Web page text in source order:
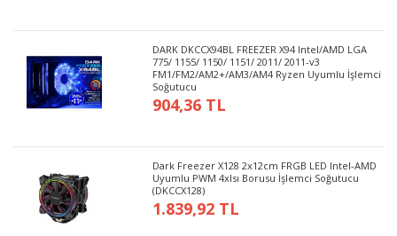
DARK DKCCX94BL FREEZER X94 Intel/AMD LGA
775/ 1155/ 1150/ 1151/ 2011/ 2011-v3
FM1/FM2/AM2+/AM3/AM4 Ryzen Uyumlu İşlemci
Soğutucu
904,36 TL
Dark Freezer X128 2x12cm FRGB LED Intel-AMD
Uyumlu PWM 4xIsı Borusu İşlemci Soğutucu
(DKCCX128)
1.839,92 TL